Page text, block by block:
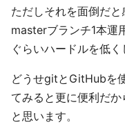
ただしそれを面倒だ
masterブランチ1本運
ぐらいハードルを低く
どうせgitとGitHubを
てみると更に便利だ
と思います。